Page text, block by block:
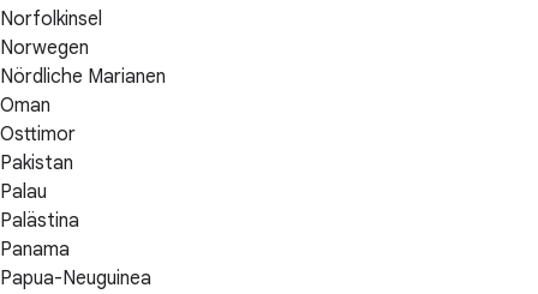
Norfolkinsel
Norwegen
Nördliche Marianen
Oman
Osttimor
Pakistan
Palau
Palästina
Panama
Papua-Neuguinea